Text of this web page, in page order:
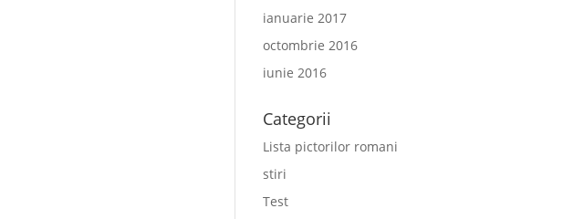
ianuarie 2017
octombrie 2016
iunie 2016
Categorii
Lista pictorilor romani
stiri
Test